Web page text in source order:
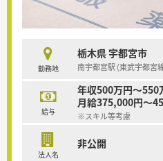
勤務地
栃木県 宇都宮市
南宇都宮駅 (東武宇都宮
給与
年収500万円～550
月給375,000円～
※スキル等考慮
法人名
非公開